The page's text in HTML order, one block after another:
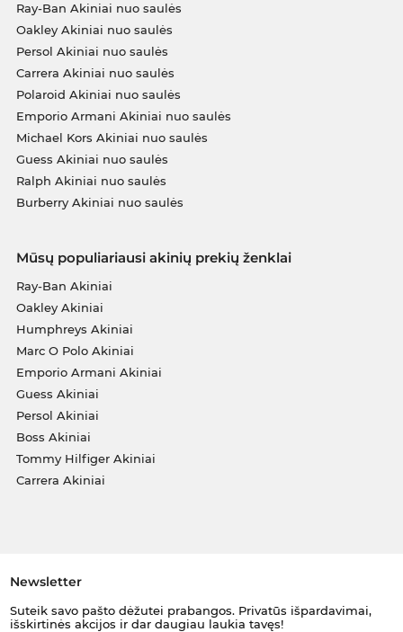
Ray-Ban Akiniai nuo saulės
Oakley Akiniai nuo saulės
Persol Akiniai nuo saulės
Carrera Akiniai nuo saulės
Polaroid Akiniai nuo saulės
Emporio Armani Akiniai nuo saulės
Michael Kors Akiniai nuo saulės
Guess Akiniai nuo saulės
Ralph Akiniai nuo saulės
Burberry Akiniai nuo saulės
Mūsų populiariausi akinių prekių ženklai
Ray-Ban Akiniai
Oakley Akiniai
Humphreys Akiniai
Marc O Polo Akiniai
Emporio Armani Akiniai
Guess Akiniai
Persol Akiniai
Boss Akiniai
Tommy Hilfiger Akiniai
Carrera Akiniai
Newsletter
Suteik savo pašto dėžutei prabangos. Privatūs išpardavimai,
išskirtinės akcijos ir dar daugiau laukia tavęs!